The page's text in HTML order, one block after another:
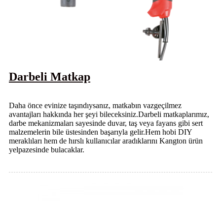
Darbeli Matkap
Daha önce evinize taşındıysanız, matkabın vazgeçilmez
avantajları hakkında her şeyi bileceksiniz.Darbeli matkaplarımız,
darbe mekanizmaları sayesinde duvar, taş veya fayans gibi sert
malzemelerin bile üstesinden başarıyla gelir.Hem hobi DIY
meraklıları hem de hırslı kullanıcılar aradıklarını Kangton ürün
yelpazesinde bulacaklar.